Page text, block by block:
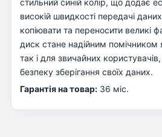
високій швидкості передачі
копіювати та переносити великі
диск стане надійним помічником
так і для звичайних користувачів,
безпеку зберігання своїх даних.
Гарантія на товар: 36 міс.